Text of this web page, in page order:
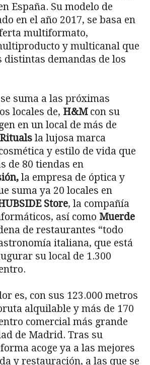
España. Su modelo de
en el año 2017, se basa en
multiformato,
y multicanal que
distintas demandas de los
suma a las próximas
locales de, H&Mcon su
en un local de más de
Rituals la lujosa marca
y estilo de vida que
de 80 tiendas en
la empresa de óptica y
suma ya 20 locales en
Store, la compañía
así como Muerde
de restaurantes “todo
italiana, que está
su local de 1.300
es, con sus 123.000 metros
alquilable y más de 170
comercial más grande
de Madrid. Tras su
acoge ya a las mejores
y restauración, a las que se